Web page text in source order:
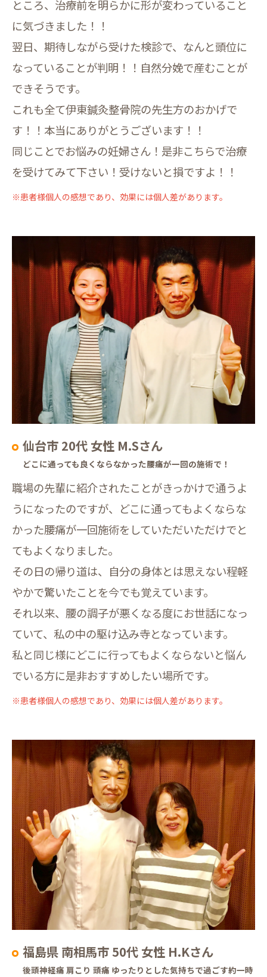
ところ、治療前を明らかに形が変わっていること
に気づきました！！
翌日、期待しながら受けた検診で、なんと頭位に
なっていることが判明！！自然分娩で産むことが
できそうです。
これも全て伊東鍼灸整骨院の先生方のおかげで
す！！本当にありがとうございます！！
同じことでお悩みの妊婦さん！是非こちらで治療
を受けてみて下さい！受けないと損ですよ！！
※患者様個人の感想であり、効果には個人差があります。
仙台市 20代 女性 M.Sさん
どこに通っても良くならなかった腰痛が一回の施術で！
職場の先輩に紹介されたことがきっかけで通うよ
うになったのですが、どこに通ってもよくならな
かった腰痛が一回施術をしていただいただけでと
てもよくなりました。
その日の帰り道は、自分の身体とは思えない程軽
やかで驚いたことを今でも覚えています。
それ以来、腰の調子が悪くなる度にお世話になっ
ていて、私の中の駆け込み寺となっています。
私と同じ様にどこに行ってもよくならないと悩ん
でいる方に是非おすすめしたい場所です。
※患者様個人の感想であり、効果には個人差があります。
福島県 南相馬市 50代 女性 H.Kさん
後頭神経痛 肩こり 頭痛 ゆったりとした気持ちで過ごす約一時